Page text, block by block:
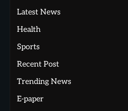
Latest News
Health
Sports
Recent Post
Trending News
E-paper